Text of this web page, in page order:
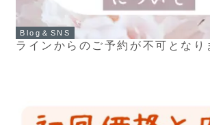
Blog＆SNS
ラインからのご予約が不可となり